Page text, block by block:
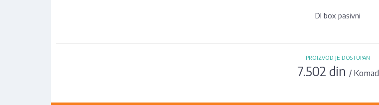
DI box pasivni
PROIZVOD JE DOSTUPAN
7.502 din / Komad